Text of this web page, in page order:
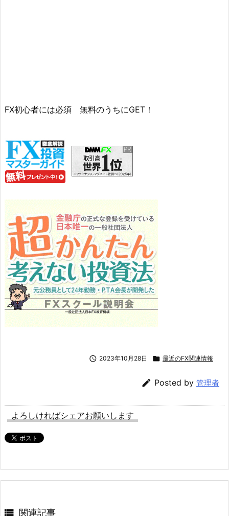
FX初心者には必須 無料のうちにGET！
 2023年10月28日  最近のFX関連情報
 Posted by 管理者
よろしければシェアお願いします
 関連記事